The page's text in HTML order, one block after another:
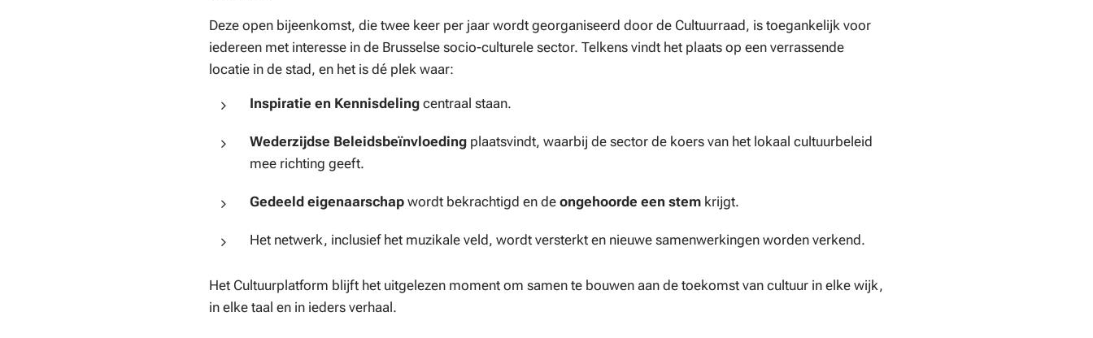
Deze open bijeenkomst, die twee keer per jaar wordt georganiseerd door de Cultuurraad, is toegankelijk voor
iedereen met interesse in de Brusselse socio-culturele sector. Telkens vindt het plaats op een verrassende
locatie in de stad, en het is dé plek waar:
Inspiratie en Kennisdeling centraal staan.
Wederzijdse Beleidsbeïnvloeding plaatsvindt, waarbij de sector de koers van het lokaal cultuurbeleid
mee richting geeft.
Gedeeld eigenaarschap wordt bekrachtigd en de ongehoorde een stem krijgt.
Het netwerk, inclusief het muzikale veld, wordt versterkt en nieuwe samenwerkingen worden verkend.
Het Cultuurplatform blijft het uitgelezen moment om samen te bouwen aan de toekomst van cultuur in elke wijk,
in elke taal en in ieders verhaal.